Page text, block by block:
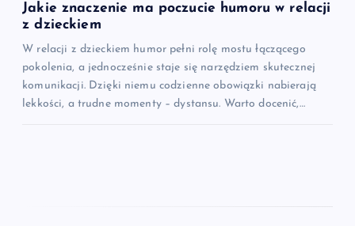
Jakie znaczenie ma poczucie humoru w relacji
z dzieckiem
W relacji z dzieckiem humor pełni rolę mostu łączącego
pokolenia, a jednocześnie staje się narzędziem skutecznej
komunikacji. Dzięki niemu codzienne obowiązki nabierają
lekkości, a trudne momenty – dystansu. Warto docenić,…